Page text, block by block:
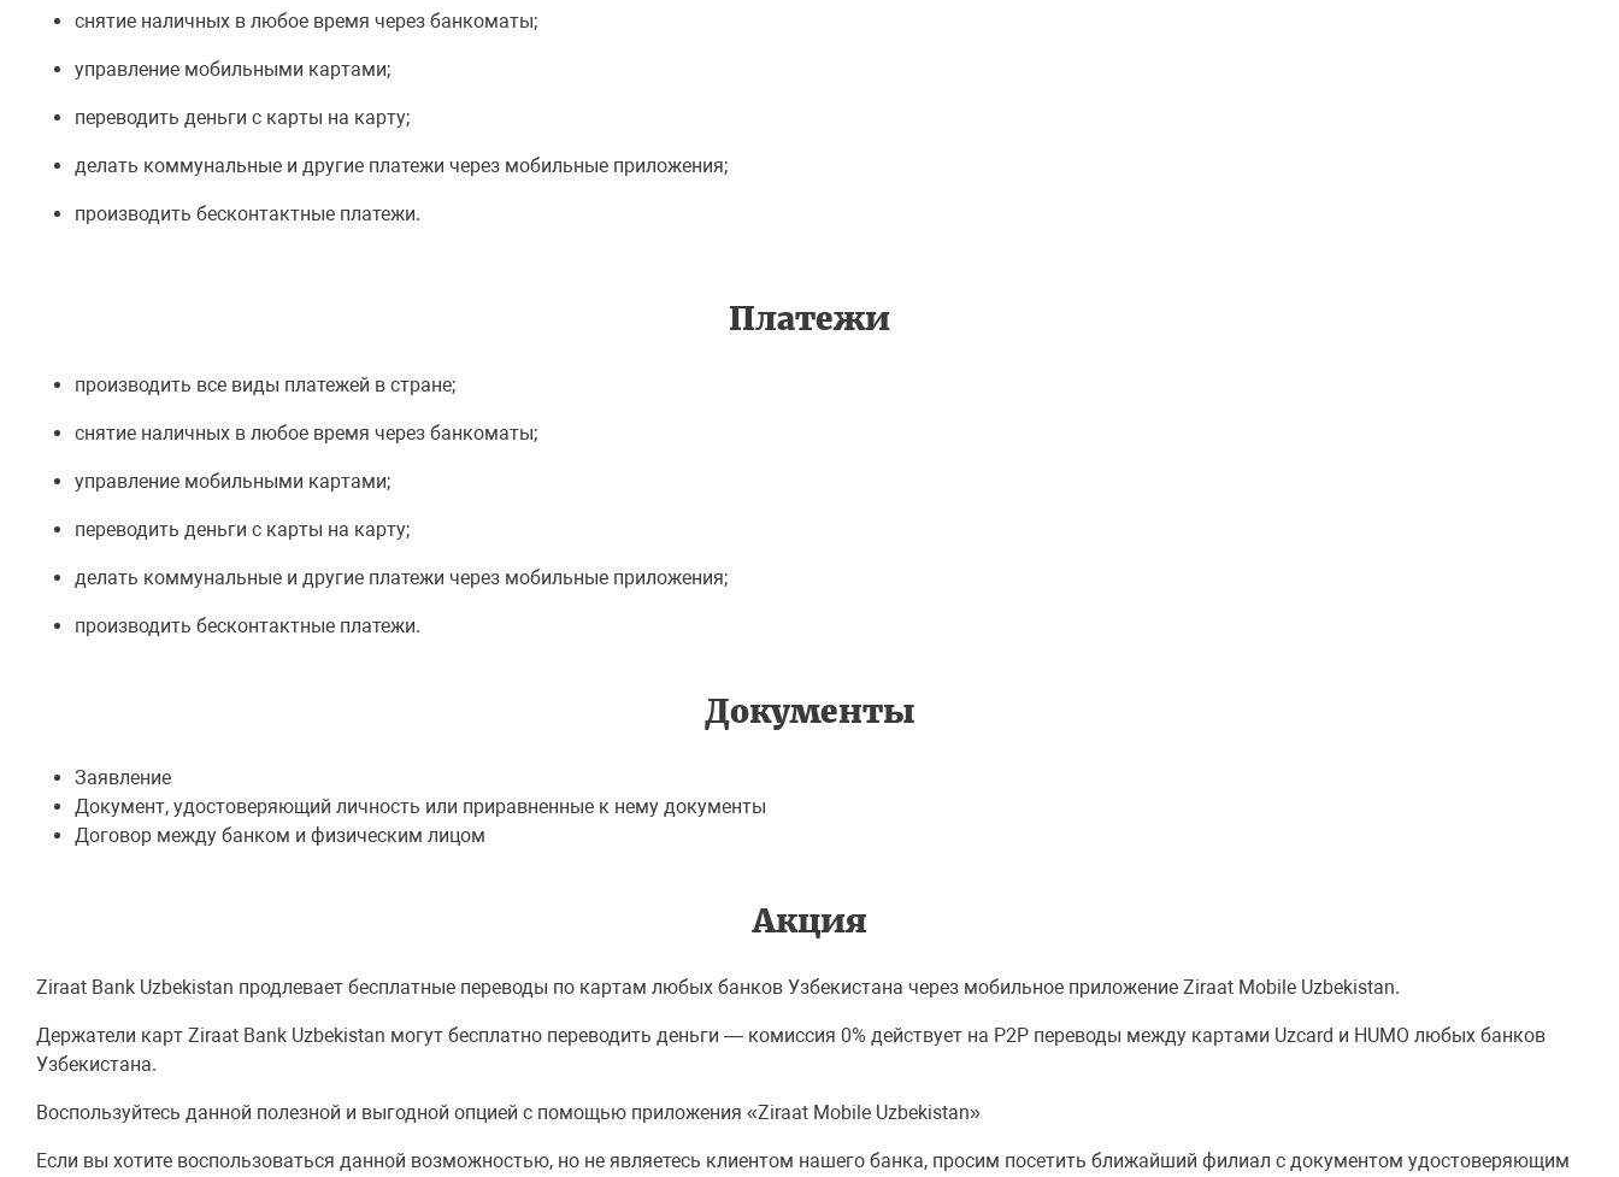
снятие наличных в любое время через банкоматы;
управление мобильными картами;
переводить деньги с карты на карту;
делать коммунальные и другие платежи через мобильные приложения;
производить бесконтактные платежи.
Платежи
производить все виды платежей в стране;
снятие наличных в любое время через банкоматы;
управление мобильными картами;
переводить деньги с карты на карту;
делать коммунальные и другие платежи через мобильные приложения;
производить бесконтактные платежи.
Документы
Заявление
Документ, удостоверяющий личность или приравненные к нему документы
Договор между банком и физическим лицом
Акция
Ziraat Bank Uzbekistan продлевает бесплатные переводы по картам любых банков Узбекистана через мобильное приложение Ziraat Mobile Uzbekistan.
Держатели карт Ziraat Bank Uzbekistan могут бесплатно переводить деньги — комиссия 0% действует на P2P переводы между картами Uzcard и HUMO любых банков
Узбекистана.
Воспользуйтесь данной полезной и выгодной опцией c помощью приложения «Ziraat Mobile Uzbekistan»
Если вы хотите воспользоваться данной возможностью, но не являетесь клиентом нашего банка, просим посетить ближайший филиал с документом удостоверяющим